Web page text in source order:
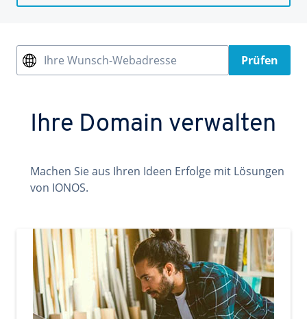
Ihre Wunsch-Webadresse Prüfen
Ihre Domain verwalten
Machen Sie aus Ihren Ideen Erfolge mit Lösungen
von IONOS.